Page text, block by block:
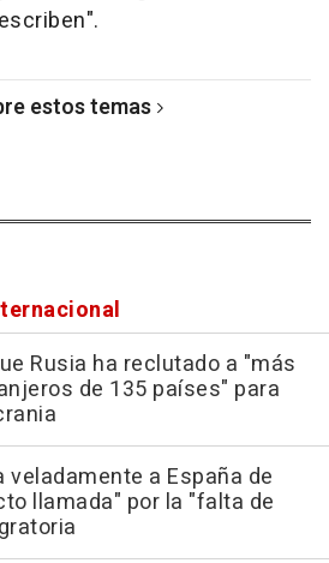
estos temas
Rusia ha reclutado a "más
de 135 países" para
veladamente a España de
llamada" por la "falta de